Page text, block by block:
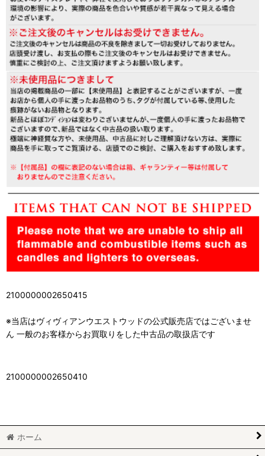
2100000002650415
※当店はヴィヴィアンウエストウッドの公式販売店ではございませ
ん 一般のお客様からお買取りをした中古品の取扱店です
2100000002650410
ホーム